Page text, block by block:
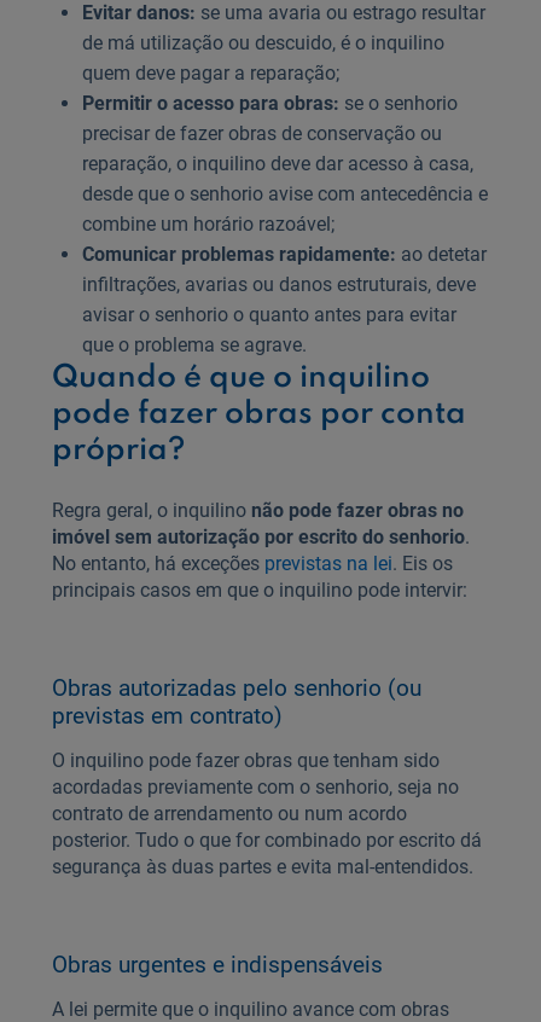
Evitar danos: se uma avaria ou estrago resultar
de má utilização ou descuido, é o inquilino
quem deve pagar a reparação;
Permitir o acesso para obras: se o senhorio
precisar de fazer obras de conservação ou
reparação, o inquilino deve dar acesso à casa,
desde que o senhorio avise com antecedência e
combine um horário razoável;
Comunicar problemas rapidamente: ao detetar
infiltrações, avarias ou danos estruturais, deve
avisar o senhorio o quanto antes para evitar
que o problema se agrave.
Quando é que o inquilino
pode fazer obras por conta
própria?
Regra geral, o inquilino não pode fazer obras no
imóvel sem autorização por escrito do senhorio.
No entanto, há exceções previstas na lei. Eis os
principais casos em que o inquilino pode intervir:
Obras autorizadas pelo senhorio (ou
previstas em contrato)
O inquilino pode fazer obras que tenham sido
acordadas previamente com o senhorio, seja no
contrato de arrendamento ou num acordo
posterior. Tudo o que for combinado por escrito dá
segurança às duas partes e evita mal-entendidos.
Obras urgentes e indispensáveis
A lei permite que o inquilino avance com obras